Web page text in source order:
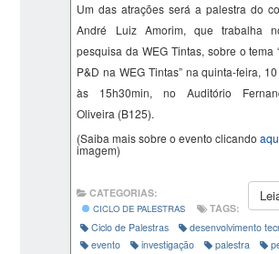
Um das atrações será a palestra do
André Luiz Amorim, que trabalha
pesquisa da WEG Tintas, sobre o tema
P&D na WEG Tintas” na quinta-feira,
às 15h30min, no Auditório
Oliveira (B125).
(Saiba mais sobre o evento clicando
imagem)
CATEGORIAS:
CICLO DE PALESTRAS
TAGS:
Ciclo de Palestras
desenvolvimento
evento
investigação palestra